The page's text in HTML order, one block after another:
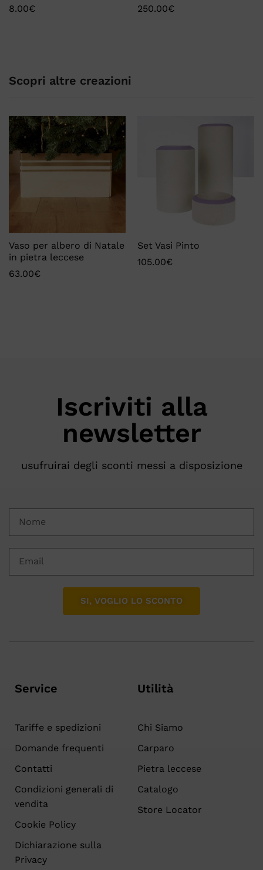
8.00€
250.00€
Scopri altre creazioni
Vaso per albero di Natale
in pietra leccese
63.00€
Set Vasi Pinto
105.00€
Iscriviti alla
newsletter
usufruirai degli sconti messi a disposizione
SI, VOGLIO LO SCONTO
Service
Tariffe e spedizioni
Domande frequenti
Contatti
Condizioni generali di
vendita
Cookie Policy
Dichiarazione sulla
Privacy
Utilità
Chi Siamo
Carparo
Pietra leccese
Catalogo
Store Locator